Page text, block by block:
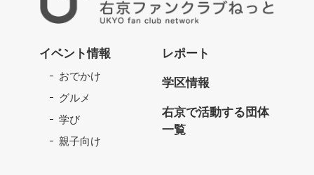
京
フ
イベント情報
おでかけ
グルメ
学び
親子向け
レポート
学区情報
右京で活動する団体
一覧